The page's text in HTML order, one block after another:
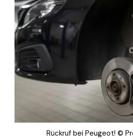
Rückruf bei Peugeot! ©